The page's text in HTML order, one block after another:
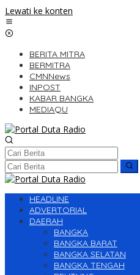
Lewati ke konten
BERITA MITRA
BERMITRA
CMNNews
INPOST
KABAR BANGKA
MEDIAQU
HEADLINE
ADVERTORIAL
DAERAH
BANGKA
BANGKA BARAT
BANGKA SELATAN
BANGKA TENGAH